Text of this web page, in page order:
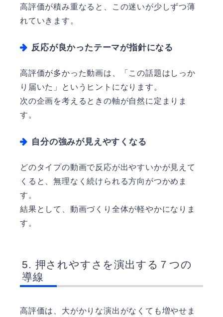
高評価が積み重なると、この迷いが少しずつ薄
れていきます。
反応が良かったテーマが指針になる
高評価が多かった動画は、「この話題はしっか
り届いた」というヒントになります。
次の企画を考えるときの軸が自然に定まりま
す。
自分の強みが見えやすくなる
どのタイプの動画で反応が出やすいかが見えて
くると、無理なく続けられる方向がつかめま
す。
結果として、動画づくり全体が軽やかになりま
す。
押されやすさを演出する７つの
導線
高評価は、大がかりな演出がなくても増やせま